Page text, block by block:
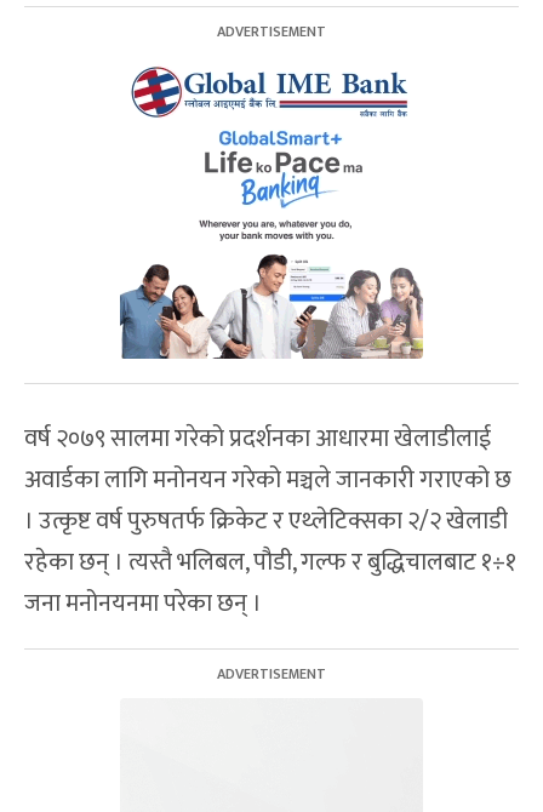
वर्ष २०७९ सालमा गरेको प्रदर्शनका आधारमा खेलाडीलाई
अवार्डका लागि मनोनयन गरेको मञ्चले जानकारी गराएको छ
। उत्कृष्ट वर्ष पुरुषतर्फ क्रिकेट र एथ्लेटिक्सका २/२ खेलाडी
रहेका छन् । त्यस्तै भलिबल, पौडी, गल्फ र बुद्धिचालबाट १÷१
जना मनोनयनमा परेका छन् ।